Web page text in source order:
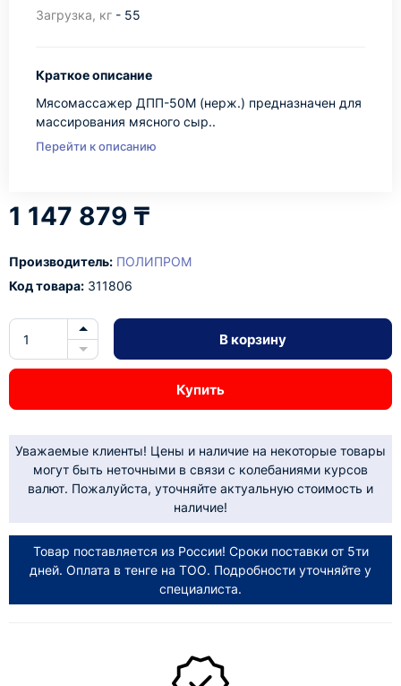
Загрузка, кг - 55
Краткое описание
Мясомассажер ДПП-50М (нерж.) предназначен для
массирования мясного сыр..
Перейти к описанию
1 147 879 ₸
Производитель: ПОЛИПРОМ
Код товара: 311806
В корзину
Купить
Уважаемые клиенты! Цены и наличие на некоторые товары
могут быть неточными в связи с колебаниями курсов
валют. Пожалуйста, уточняйте актуальную стоимость и
наличие!
Товар поставляется из России! Сроки поставки от 5ти
дней. Оплата в тенге на ТОО. Подробности уточняйте у
специалиста.